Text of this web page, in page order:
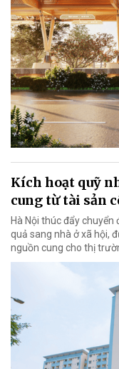
Kích hoạt quỹ
cung từ tài sản
Hà Nội thúc đẩy
quả sang nhà ở xã hội,
nguồn cung cho thị